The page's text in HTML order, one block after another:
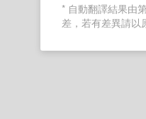
* 自動翻譯結果由
差，若有差異請以